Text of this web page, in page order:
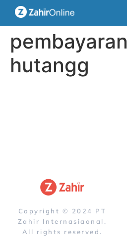
pembayaran
hutangg
Copyright © 2024 PT
Zahir Internasiaonal.
All rights reserved.